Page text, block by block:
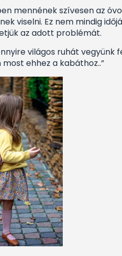
mennének szívesen az
viselni. Ez nem mindig
az adott problémát.
világos ruhát vegyünk
most ehhez a kabáthoz..”